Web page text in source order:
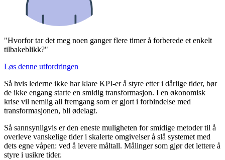
"Hvorfor tar det meg noen ganger flere timer å forberede et enkelt
tilbakeblikk?"
Løs denne utfordringen
Så hvis lederne ikke har klare KPI-er å styre etter i dårlige tider, bør
de ikke engang starte en smidig transformasjon. I en økonomisk
krise vil nemlig all fremgang som er gjort i forbindelse med
transformasjonen, bli ødelagt.
Så sannsynligvis er den eneste muligheten for smidige metoder til å
overleve vanskelige tider i skalerte omgivelser å slå systemet med
dets egne våpen: ved å levere måltall. Målinger som gjør det lettere å
styre i usikre tider.